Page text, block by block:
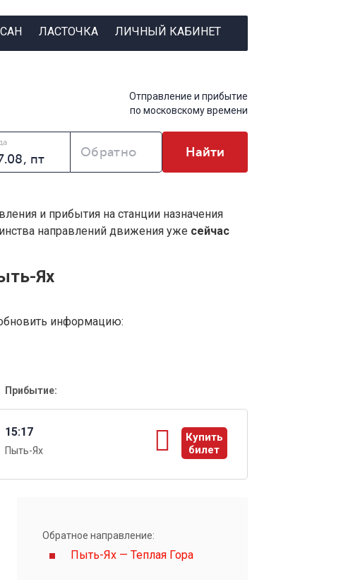
ЛАСТОЧКА ЛИЧНЫЙ КАБИНЕТ
Отправление и прибытие
по московскому времени
Обратно Найти
и прибытия на станции назначения
направлений движения уже сейчас
Ях
информацию:
Прибытие:
15:17
Пыть-Ях
Купить
билет
ы
Обратное направление:
Пыть-Ях — Теплая Гора